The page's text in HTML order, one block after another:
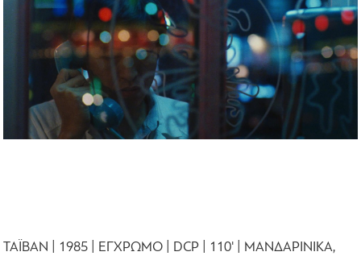
ΤΑΪΒΑΝ | 1985 | ΕΓΧΡΩΜΟ | DCP | 110' | ΜΑΝΔΑΡΙΝΙΚΑ,